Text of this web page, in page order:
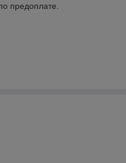
предоплате.